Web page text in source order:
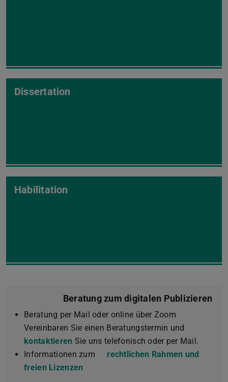
Dissertation
Habilitation
Beratung zum digitalen Publizieren
Beratung per Mail oder online über Zoom
Vereinbaren Sie einen Beratungstermin und
kontaktieren Sie uns telefonisch oder per Mail.
Informationen zum
rechtlichen Rahmen und
freien Lizenzen